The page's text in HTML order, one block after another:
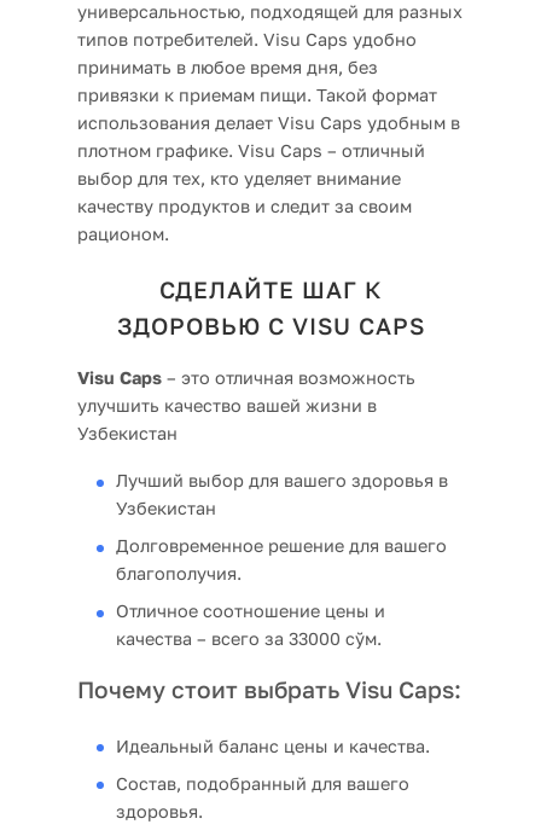
универсальностью, подходящей для разных
типов потребителей. Visu Caps удобно
принимать в любое время дня, без
привязки к приемам пищи. Такой формат
использования делает Visu Caps удобным в
плотном графике. Visu Caps – отличный
выбор для тех, кто уделяет внимание
качеству продуктов и следит за своим
рационом.
СДЕЛАЙТЕ ШАГ К
ЗДОРОВЬЮ С VISU CAPS
Visu Caps – это отличная возможность
улучшить качество вашей жизни в
Узбекистан
Лучший выбор для вашего здоровья в
Узбекистан
Долговременное решение для вашего
благополучия.
Отличное соотношение цены и
качества – всего за 33000 сўм.
Почему стоит выбрать Visu Caps:
Идеальный баланс цены и качества.
Состав, подобранный для вашего
здоровья.